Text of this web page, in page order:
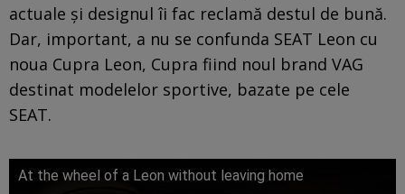
actuale și designul îi fac reclamă destul de bună.
Dar, important, a nu se confunda SEAT Leon cu
noua Cupra Leon, Cupra fiind noul brand VAG
destinat modelelor sportive, bazate pe cele
SEAT.
At the wheel of a Leon without leaving home